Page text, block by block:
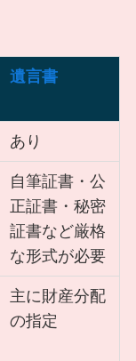
遺言書
あり
自筆証書・公
正証書・秘密
証書など厳格
な形式が必要
主に財産分配
の指定